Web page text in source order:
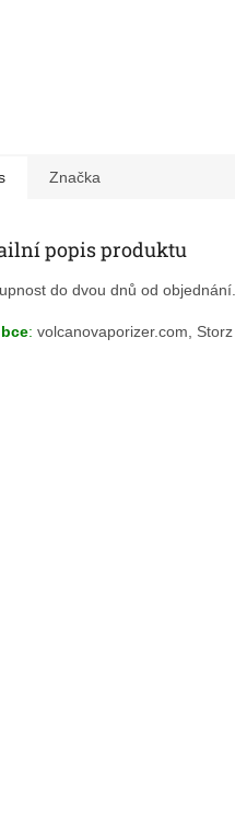
Značka
popis produktu
do dvou dnů od objednání.
: volcanovaporizer.com,